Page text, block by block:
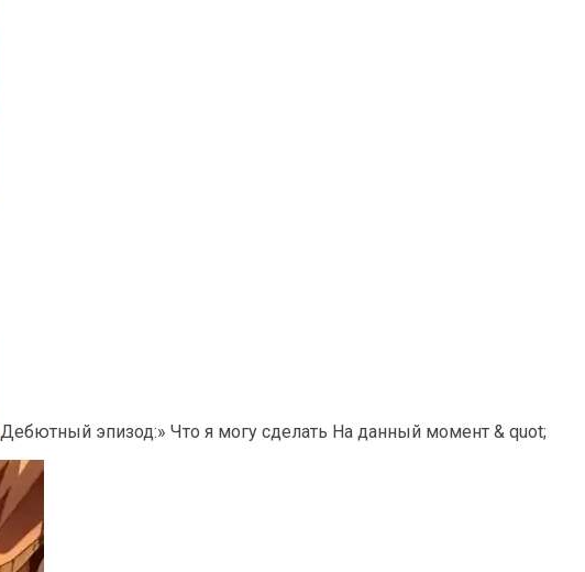
Дебютный эпизод:» Что я могу сделать На данный момент & quot;